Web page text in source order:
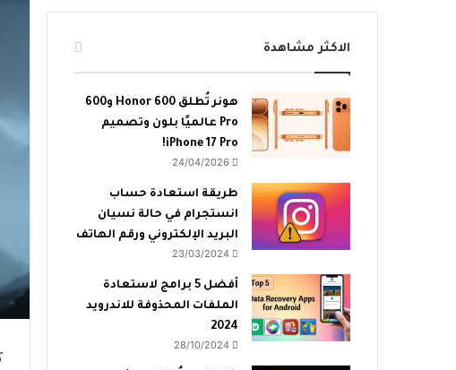
الاكثر مشاهدة
هونر تُطلق Honor 600 و600
Pro عالميًا بلون وتصميم
iPhone 17 Pro!
24/04/2026
طريقة استعادة حساب
انستجرام في حالة نسيان
البريد الإلكتروني ورقم الهاتف
23/03/2024
أفضل 5 برامج لاستعادة
الملفات المحذوفة للاندرويد
2024
28/10/2024